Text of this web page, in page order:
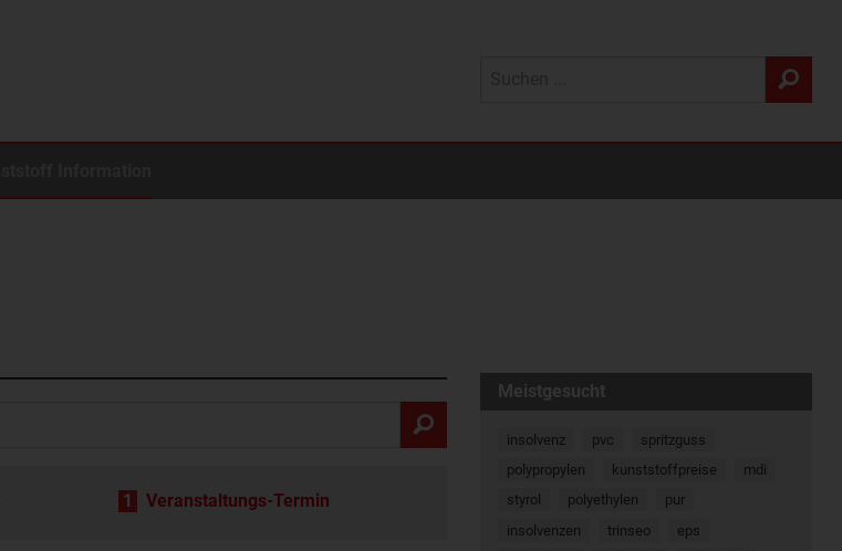
1 Veranstaltungs-Termin
Meistgesucht
insolvenz pvc
spritzguss
polypropylen
kunststoffpreise
mdi
styrol
polyethylen
pur
insolvenzen
trinseo
eps